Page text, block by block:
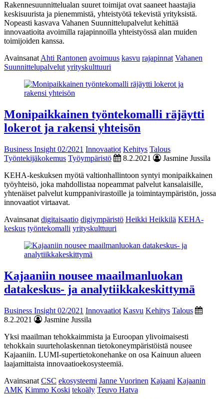
Rakennesuunnittelualan suuret toimijat ovat saaneet haastajia
keskisuurista ja pienemmistä, yhteistyötä tekevistä yrityksistä.
Nopeasti kasvava Vahanen Suunnittelupalvelut kehittää
innovaatioita avoimilla rajapinnoilla yhteistyössä alan muiden
toimijoiden kanssa.
Avainsanat Ahti Rantonen avoimuus kasvu rajapinnat Vahanen
Suunnittelupalvelut yrityskulttuuri
Monipaikkainen työntekomalli räjäytti
lokerot ja rakensi yhteisön
Business Insight 02/2021 Innovaatiot Kehitys Talous
Työntekijäkokemus Työympäristö 8.2.2021
Jasmine Jussila
KEHA-keskuksen myötä valtionhallintoon syntyi monipaikkainen
työyhteisö, joka mahdollistaa nopeammat palvelut kansalaisille,
yhtenäiset palvelut kumppanivirastoille ja toimintaympäristön, jossa
innovaatiot virtaavat.
Avainsanat digitaisaatio digiympäristö Heikki Heikkilä KEHA-
keskus työntekomalli yrityskulttuuri
Kajaaniin nousee maailmanluokan
datakeskus- ja analytiikkakeskittymä
Business Insight 02/2021 Innovaatiot Kasvu Kehitys Talous
8.2.2021
Jasmine Jussila
Yksi maailman tehokkaimmista ja Euroopan ylivoimaisesti
tehokkain suurteholaskennan tietokoneympäristöistä nousee
Kajaaniin. LUMI-supertietokonehanke on osa Kainuun alueen
laajamittaista innovaatioekosysteemiä.
Avainsanat CSC ekosysteemi Janne Vuorinen Kajaani Kajaanin
AMK Kimmo Koski tekoäly Teuvo Hatva